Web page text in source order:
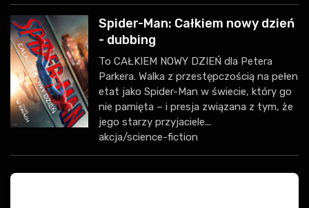
Spider-Man: Całkiem nowy dzień
- dubbing
To CAŁKIEM NOWY DZIEŃ dla Petera
Parkera. Walka z przestępczością na pełen
etat jako Spider-Man w świecie, który go
nie pamięta – i presja związana z tym, że
jego starzy przyjaciele...
akcja/science-fiction